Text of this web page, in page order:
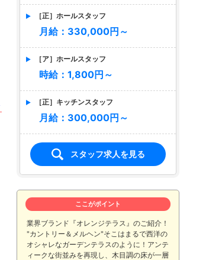
［正］ホールスタッフ
月給：330,000円～
［ア］ホールスタッフ
時給：1,800円～
［正］キッチンスタッフ
月給：300,000円～
スタッフ求人を見る
ここがポイント
業界ブランド『オレンジテラス』のご紹介！
"カントリー＆メルヘン"そこはまるで西洋の
オシャレなガーデンテラスのように！アンテ
ィークな街並みを再現し、木目調の床が一層